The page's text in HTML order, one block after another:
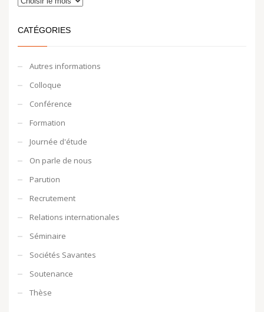
CATÉGORIES
Autres informations
Colloque
Conférence
Formation
Journée d'étude
On parle de nous
Parution
Recrutement
Relations internationales
Séminaire
Sociétés Savantes
Soutenance
Thèse